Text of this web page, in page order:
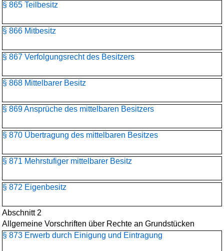
§ 865 Teilbesitz
§ 866 Mitbesitz
§ 867 Verfolgungsrecht des Besitzers
§ 868 Mittelbarer Besitz
§ 869 Ansprüche des mittelbaren Besitzers
§ 870 Übertragung des mittelbaren Besitzes
§ 871 Mehrstufiger mittelbarer Besitz
§ 872 Eigenbesitz
Abschnitt 2
Allgemeine Vorschriften über Rechte an Grundstücken
§ 873 Erwerb durch Einigung und Eintragung